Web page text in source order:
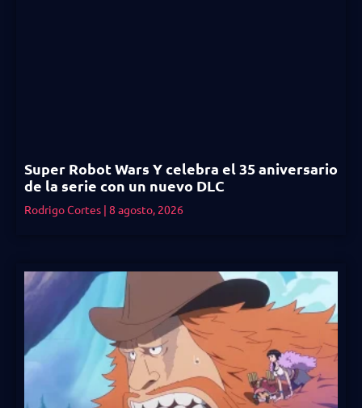
Super Robot Wars Y celebra el 35 aniversario
de la serie con un nuevo DLC
Rodrigo Cortes 8 agosto, 2026